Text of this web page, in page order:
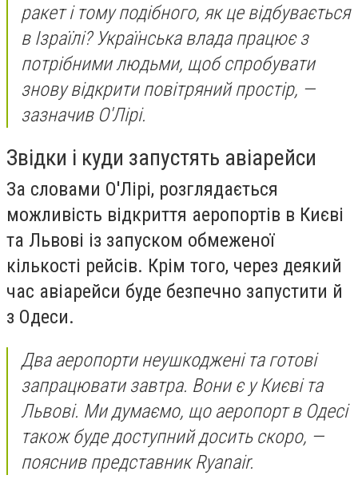
ракет і тому подібного, як це відбувається
в Ізраїлі? Українська влада працює з
потрібними людьми, щоб спробувати
знову відкрити повітряний простір, —
зазначив О'Лірі.
Звідки і куди запустять авіарейси
За словами О'Лірі, розглядається
можливість відкриття аеропортів в Києві
та Львові із запуском обмеженої
кількості рейсів. Крім того, через деякий
час авіарейси буде безпечно запустити й
з Одеси.
Два аеропорти неушкоджені та готові
запрацювати завтра. Вони є у Києві та
Львові. Ми думаємо, що аеропорт в Одесі
також буде доступний досить скоро, —
пояснив представник Ryanair.